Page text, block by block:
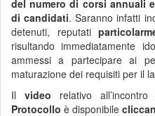
del numero di corsi annuali
di candidati. Saranno infatti
detenuti, reputati
risultando immediatamente
ammessi a partecipare ai
maturazione dei requisiti per il
Il video relativo
Protocollo è disponibile